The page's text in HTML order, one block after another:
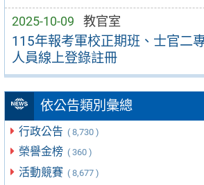
2025-10-09 教官室
115年報考軍校正期班、士官二
人員線上登錄註冊
依公告類別彙總
行政公告 ( 8,730 )
榮譽金榜 ( 360 )
活動競賽 ( 8,677 )